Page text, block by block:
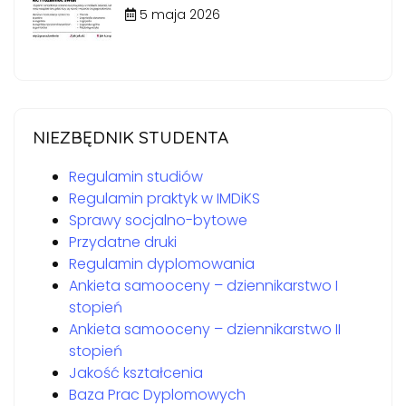
5 maja 2026
NIEZBĘDNIK STUDENTA
Regulamin studiów
Regulamin praktyk w IMDiKS
Sprawy socjalno-bytowe
Przydatne druki
Regulamin dyplomowania
Ankieta samooceny – dziennikarstwo I
stopień
Ankieta samooceny – dziennikarstwo II
stopień
Jakość kształcenia
Baza Prac Dyplomowych